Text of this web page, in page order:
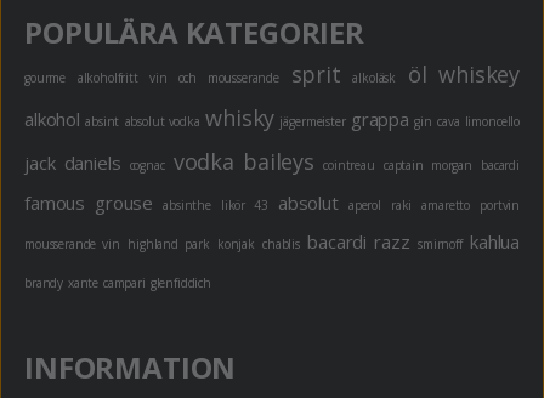
POPULÄRA KATEGORIER
gourme alkoholfritt vin och mousserande sprit alkoläsk öl whiskey
alkohol absint absolut vodka whisky jägermeister grappa gin cava limoncello
jack daniels cognac vodka baileys cointreau captain morgan bacardi
famous grouse absinthe likör 43 absolut aperol raki amaretto portvin
mousserande vin highland park konjak chablis bacardi razz smirnoff kahlua
brandy xante campari glenfiddich
INFORMATION